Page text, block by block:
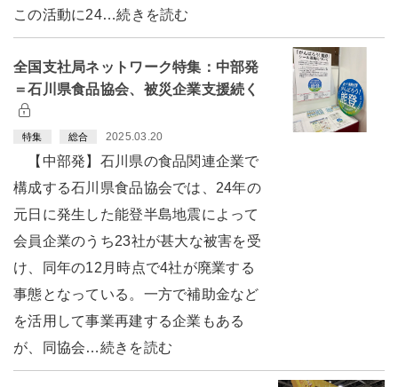
この活動に24…続きを読む
全国支社局ネットワーク特集：中部発
＝石川県食品協会、被災企業支援続く
特集 総合 2025.03.20
【中部発】石川県の食品関連企業で
構成する石川県食品協会では、24年の
元日に発生した能登半島地震によって
会員企業のうち23社が甚大な被害を受
け、同年の12月時点で4社が廃業する
事態となっている。一方で補助金など
を活用して事業再建する企業もある
が、同協会…続きを読む